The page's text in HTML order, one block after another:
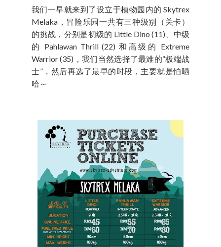
我们一早就来到了设立于植物园内的 Skytrex
Melaka，冒险乐园一共有三种级别（关卡）
的挑战，分别是初级的 Little Dino (11)、中级
的 Pahlawan Thrill (22) 和高级的 Extreme
Warrior (35)，我们当然选择了最难的“极端战
士”，然后再选了最早的时段，主要就是怕晒
哈～